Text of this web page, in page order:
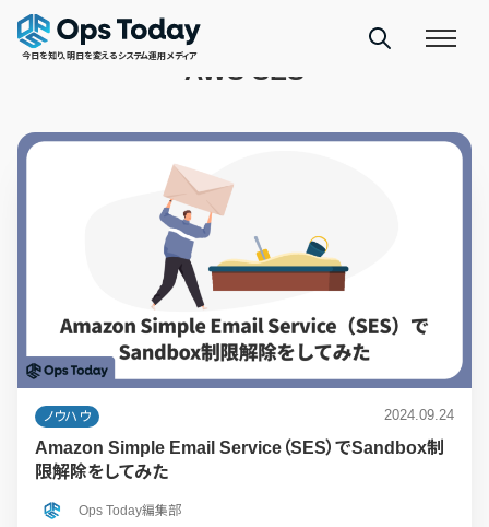
今日を知り、明日を変えるシステム運用メディアAWS SES
ノウハウ 2024.09.24
Amazon Simple Email Service（SES）でSandbox制
限解除をしてみた
Ops Today編集部